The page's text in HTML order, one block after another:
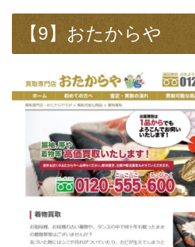
【9】おたからや